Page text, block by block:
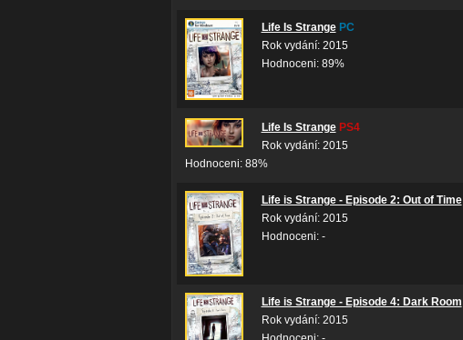
Life Is Strange PC
Rok vydání: 2015
Hodnoceni: 89%
Life Is Strange PS4
Rok vydání: 2015
Hodnoceni: 88%
Life is Strange - Episode 2: Out of Time
Rok vydání: 2015
Hodnoceni: -
Life is Strange - Episode 4: Dark Room
Rok vydání: 2015